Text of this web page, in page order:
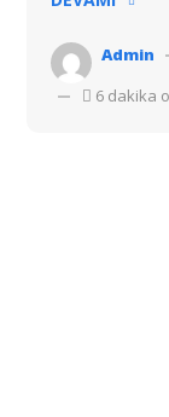
Admin
6 dakika